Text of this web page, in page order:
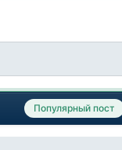
Популярный пост